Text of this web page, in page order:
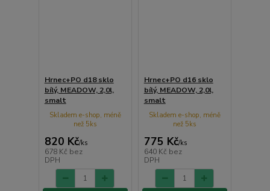
Hrnec+PO d18 sklo
bílý, MEADOW, 2,0l,
smalt
820 Kč/ks
678 Kč bez
DPH
Skladem e-shop, méně
než 5ks
Hrnec+PO d16 sklo
bílý, MEADOW, 2,0l,
smalt
775 Kč/ks
640 Kč bez
DPH
Skladem e-shop, méně
než 5ks